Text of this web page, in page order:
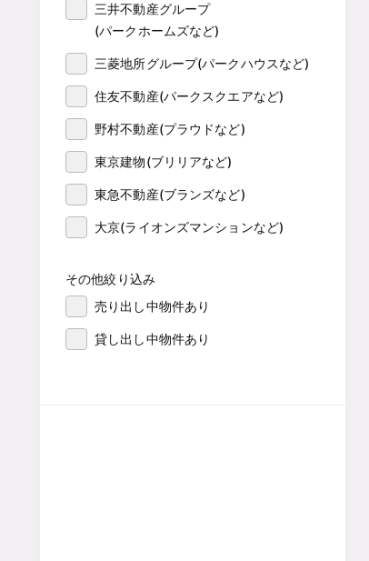
三井不動産グループ
(パークホームズなど)
三菱地所グループ(パークハウスなど)
住友不動産(パークスクエアなど)
野村不動産(プラウドなど)
東京建物(ブリリアなど)
東急不動産(ブランズなど)
大京(ライオンズマンションなど)
その他絞り込み
売り出し中物件あり
貸し出し中物件あり